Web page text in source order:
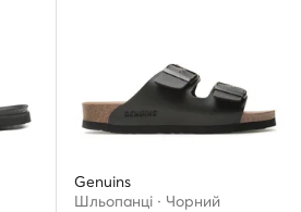
Genuins
Шльопанці · Чорний